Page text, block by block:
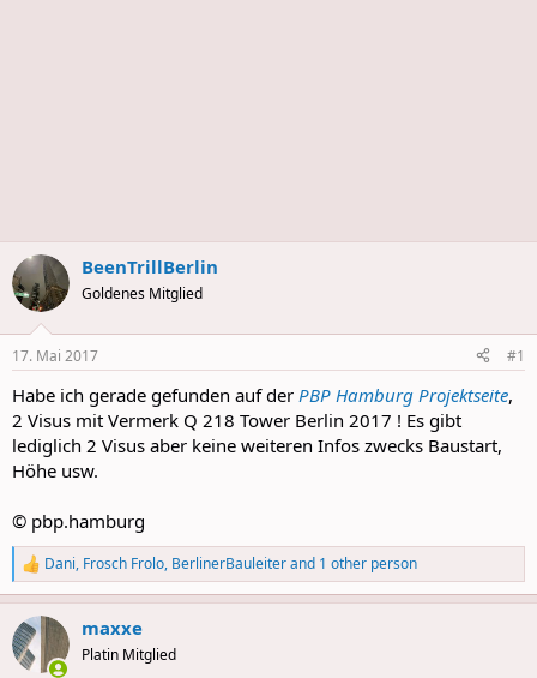
BeenTrillBerlin
Goldenes Mitglied
17. Mai 2017 #1
Habe ich gerade gefunden auf der PBP Hamburg Projektseite,
2 Visus mit Vermerk Q 218 Tower Berlin 2017 ! Es gibt
lediglich 2 Visus aber keine weiteren Infos zwecks Baustart,
Höhe usw.
© pbp.hamburg
R
e
a
c
t
i
Dani, Frosch Frolo, BerlinerBauleiterand 1 other person
maxxe
Platin Mitglied